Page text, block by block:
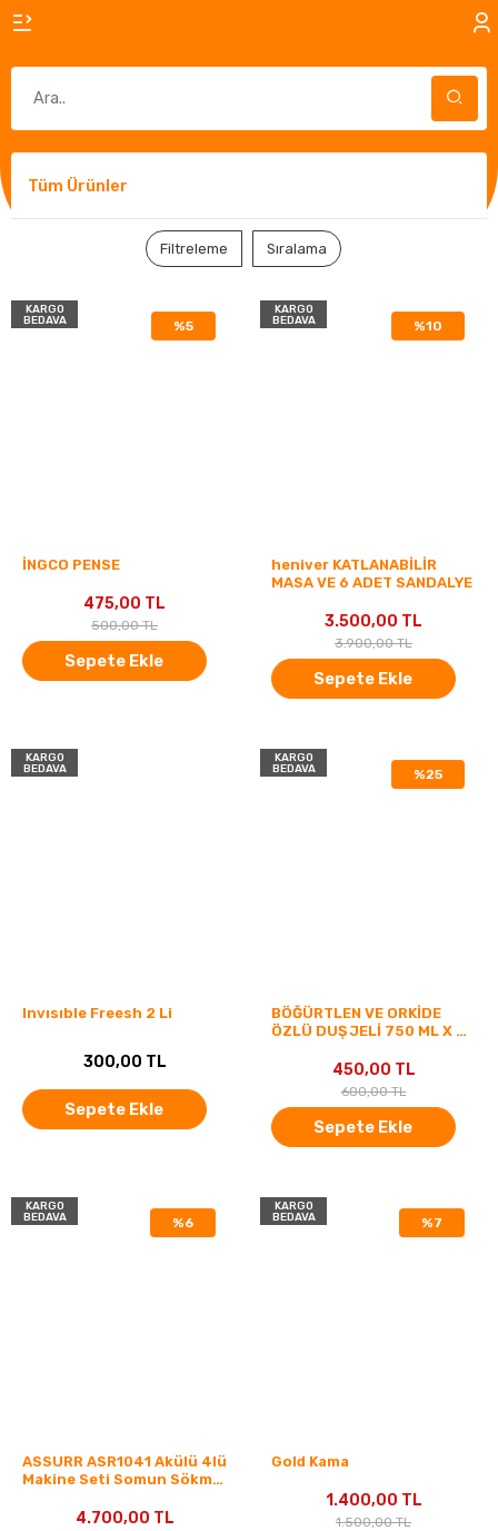
Tüm Ürünler
Filtreleme Sıralama
KARGO
BEDAVA
%5
İNGCO PENSE
475,00 TL
500,00 TL
Sepete Ekle
KARGO
BEDAVA
%10
heniver KATLANABİLİR
MASA VE 6 ADET SANDALYE
3.500,00 TL
3.900,00 TL
Sepete Ekle
KARGO
BEDAVA
Invısıble Freesh 2 Li
300,00 TL
Sepete Ekle
KARGO
BEDAVA
%25
BÖĞÜRTLEN VE ORKİDE
ÖZLÜ DUŞ JELİ 750 ML X 3
450,00 TL
600,00 TL
Sepete Ekle
KARGO
BEDAVA
%6
ASSURR ASR1041 Akülü 4lü
Makine Seti Somun Sökme
Delici 58V4.700,00 TL
KARGO
BEDAVA
%7
Gold Kama
1.400,00 TL
1.500,00 TL